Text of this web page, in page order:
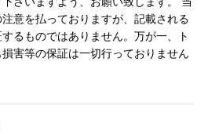
意を払っておりますが、記載される
るものではありません。万が一、ト
害等の保証は一切行っておりません